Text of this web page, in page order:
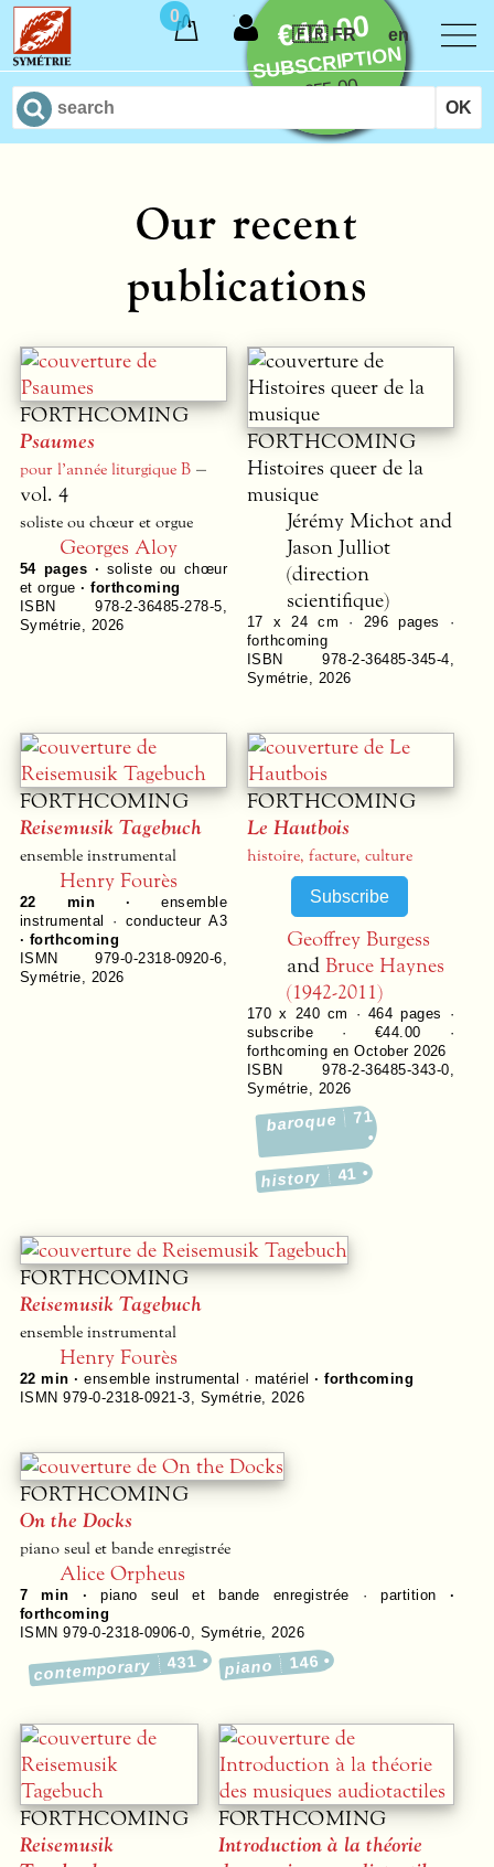
0
🇫🇷 FR
en
Our recent
publications
FORTHCOMING
Psaumes
pour l’année liturgique B –
vol. 4
soliste ou chœur et orgue
Georges Aloy
54pages · soliste ou chœur
et orgue· forthcoming
ISBN 978-2-36485-278-5
Symétrie
2026
FORTHCOMING
Histoires queer de la
musique
Jérémy Michot and
Jason Julliot
(direction
scientifique)
17 x 24 cm · 296 pages ·
forthcoming
ISBN 978-2-36485-345-4
Symétrie
2026
FORTHCOMING
Reisemusik Tagebuch
ensemble instrumental
Henry Fourès
22 min ·ensemble
instrumental · conducteur A3
· forthcoming
ISMN 979-0-2318-0920-6,
Symétrie, 2026
FORTHCOMING
Le Hautbois
histoire, facture, culture
Geoffrey Burgess
and Bruce Haynes
(1942-2011)
€44.00
SUBSCRIPTION
€55.00
170 x 240 cm · 464 pages ·
subscribe ·€44.00 ·
forthcoming en October 2026
ISBN 978-2-36485-343-0,
Symétrie, 2026
baroque 71
history 41
FORTHCOMING
Reisemusik Tagebuch
ensemble instrumental
Henry Fourès
22 min ·ensemble instrumental · matériel· forthcoming
ISMN 979-0-2318-0921-3, Symétrie,2026
FORTHCOMING
On the Docks
piano seul et bande enregistrée
Alice Orpheus
7 min ·piano seul et bande enregistrée · partition ·
forthcoming
ISMN 979-0-2318-0906-0, Symétrie,2026
contemporary 431 piano 146
FORTHCOMING
Reisemusik
FORTHCOMING
Introduction à la théorie